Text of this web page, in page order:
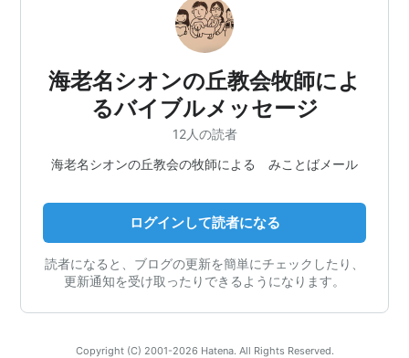
海老名シオンの丘教会牧師によ
るバイブルメッセージ
12人の読者
海老名シオンの丘教会の牧師による みことばメール
ログインして読者になる
読者になると、ブログの更新を簡単にチェックしたり、
更新通知を受け取ったりできるようになります。
Copyright (C) 2001-2026 Hatena. All Rights Reserved.